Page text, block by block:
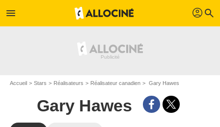
menu profil search
Accueil Stars Réalisateurs Réalisateur canadien Gary Hawes
Gary Hawes